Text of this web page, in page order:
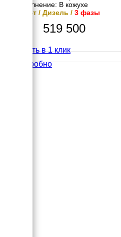
Исполнение: В кожухе
12 кВт / Дизель / 3 фазы
519 500
Купить в 1 клик
Подробно